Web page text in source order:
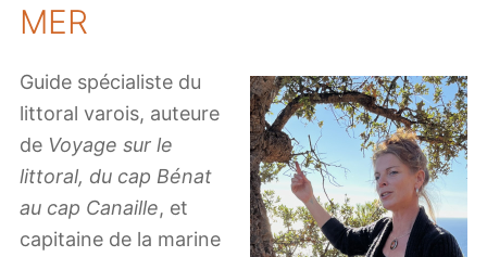
MER
Guide spécialiste du
littoral varois, auteure
de Voyage sur le
littoral, du cap Bénat
au cap Canaille, et
capitaine de la marine